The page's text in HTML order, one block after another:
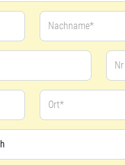
Nachname*
Nr
Ort*